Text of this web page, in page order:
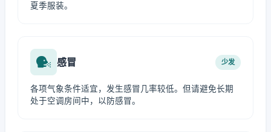
夏季服装。
感冒 少发
各项气象条件适宜，发生感冒几率较低。但请避免长期
处于空调房间中，以防感冒。